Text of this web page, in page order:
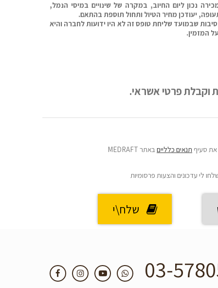
נכון ליום החיוב, במקרה של שינויים במיסי הנמל,
יעודכן מחיר הטיול ותחול תוספת בהתאם.
שבמועד שליחת טופס זה לא היו ידועות לחברה והיא
המזמין.
סעיף תנאים כלליים באתר MEDRAFT
לי עדכונים והצעות פרסומיות
שלח\י
03-